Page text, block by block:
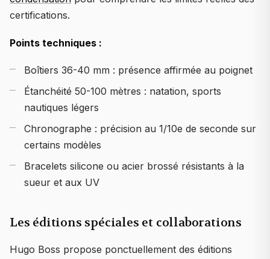
certifications.
Points techniques :
Boîtiers 36-40 mm : présence affirmée au poignet
Étanchéité 50-100 mètres : natation, sports
nautiques légers
Chronographe : précision au 1/10e de seconde sur
certains modèles
Bracelets silicone ou acier brossé résistants à la
sueur et aux UV
Les éditions spéciales et collaborations
Hugo Boss propose ponctuellement des éditions